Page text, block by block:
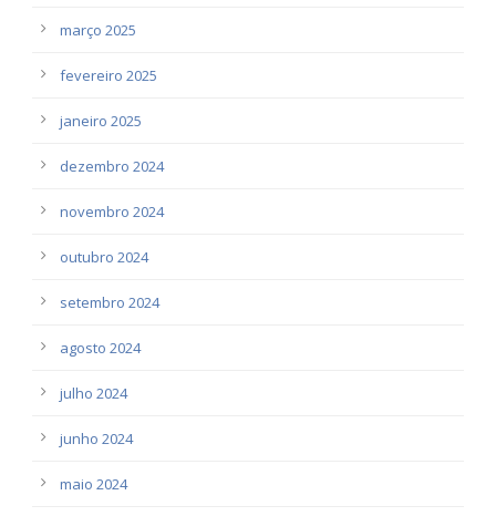
março 2025
fevereiro 2025
janeiro 2025
dezembro 2024
novembro 2024
outubro 2024
setembro 2024
agosto 2024
julho 2024
junho 2024
maio 2024